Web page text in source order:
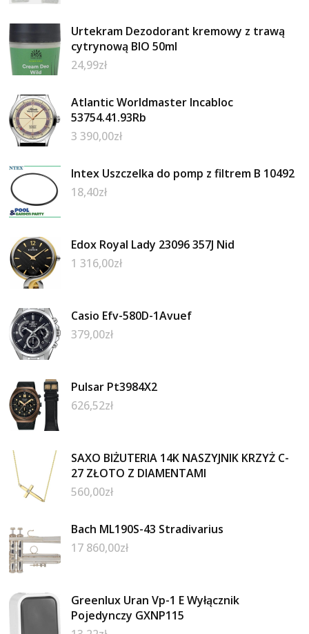
Urtekram Dezodorant kremowy z trawą
cytrynową BIO 50ml
24,99zł
Atlantic Worldmaster Incabloc
53754.41.93Rb
3 390,00zł
Intex Uszczelka do pomp z filtrem B 10492
18,40zł
Edox Royal Lady 23096 357J Nid
1 316,00zł
Casio Efv-580D-1Avuef
379,00zł
Pulsar Pt3984X2
626,52zł
SAXO BIŻUTERIA 14K NASZYJNIK KRZYŻ C-
27 ZŁOTO Z DIAMENTAMI
560,00zł
Bach ML190S-43 Stradivarius
17 860,00zł
Greenlux Uran Vp-1 E Wyłącznik
Pojedynczy GXNP115